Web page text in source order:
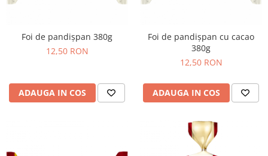
Cozo-Bun
Cozonac cu Unt
Cozonac Royal
Cozonac Duofino
Cozonac Imperial
Salam de biscuiti
Foi de pandișpan 380g
12,50 RON
ADAUGA IN COS
Foi de pandișpan cu cacao
380g
12,50 RON
ADAUGA IN COS